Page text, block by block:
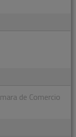
de Comercio